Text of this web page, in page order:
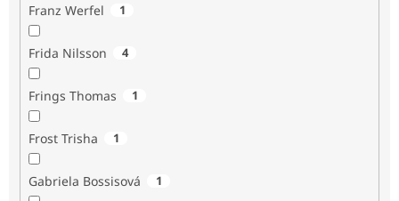
Franz Werfel 1
Frida Nilsson 4
Frings Thomas 1
Frost Trisha 1
Gabriela Bossisová 1